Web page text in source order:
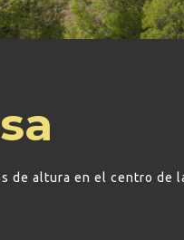
de altura en el centro de